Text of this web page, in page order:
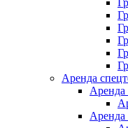
Аренда
Аренда